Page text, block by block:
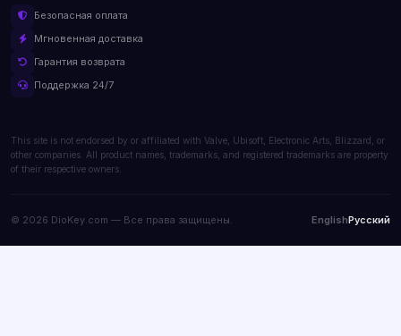
Безопасная оплата
Мгновенная доставка
Гарантия возврата
Поддержка 24/7
This site is not endorsed by or affiliated with Valve, Ubisoft, Electronic Arts, Blizzard, or
other companies. All product names, trademarks, and registered trademarks are property
of their respective owners.
© 2026 DioKey.com — Все права защищены. EnglishРусский